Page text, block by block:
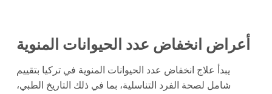
أعراض انخفاض عدد الحيوانات المنوية
يبدأ علاج انخفاض عدد الحيوانات المنوية في تركيا بتقييم
شامل لصحة الفرد التناسلية، بما في ذلك التاريخ الطبي،